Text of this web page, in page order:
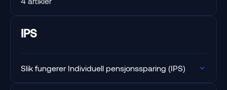
IPS
Slik fungerer Individuell pensjonssparing (IPS)